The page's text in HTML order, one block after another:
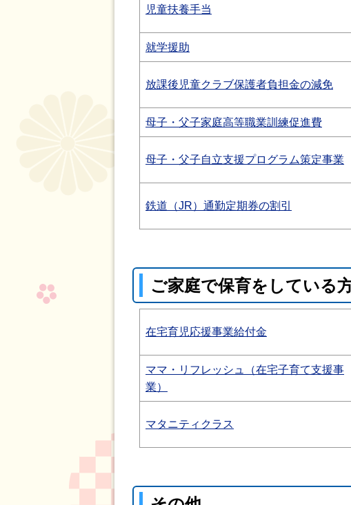
児童扶養手当
就学援助
放課後児童クラブ保護者負担金の減免
母子・父子家庭高等職業訓練促進費
母子・父子自立支援プログラム策定事業
鉄道（JR）通勤定期券の割引
ご家庭で保育をしている
在宅育児応援事業給付金
ママ・リフレッシュ（在宅子育て支援事
業）
マタニティクラス